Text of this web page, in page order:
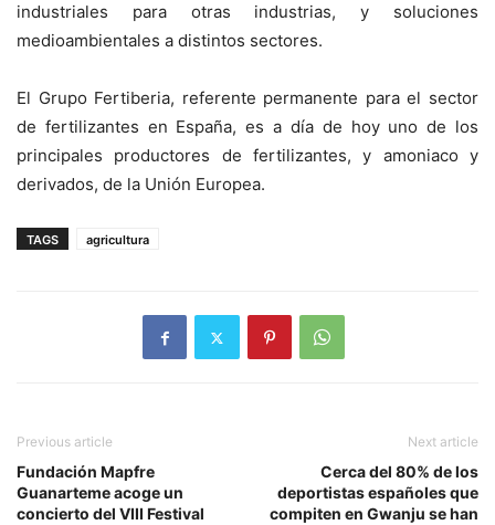
industriales para otras industrias, y soluciones
medioambientales a distintos sectores.
El Grupo Fertiberia, referente permanente para el sector
de fertilizantes en España, es a día de hoy uno de los
principales productores de fertilizantes, y amoniaco y
derivados, de la Unión Europea.
TAGS agricultura
Previous article
Fundación Mapfre
Guanarteme acoge un
concierto del VIII Festival
Next article
Cerca del 80% de los
deportistas españoles que
compiten en Gwanju se han